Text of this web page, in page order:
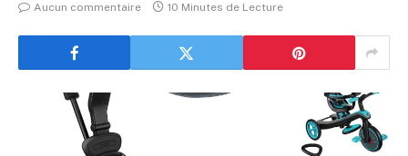
Aucun commentaire
10 Minutes de Lecture